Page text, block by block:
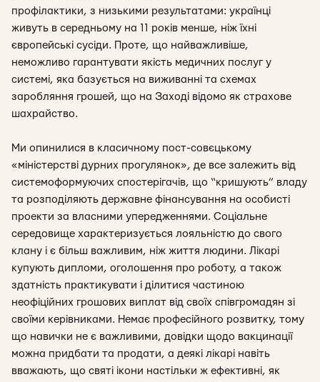
профілактики, з низькими результатами: українці
живуть в середньому на 11 років менше, ніж їхні
європейські сусіди. Проте, що найважливіше,
неможливо гарантувати якість медичних послуг у
системі, яка базується на виживанні та схемах
заробляння грошей, що на Заході відомо як страхове
шахрайство.
Ми опинилися в класичному пост-совєцькому
«міністерстві дурних прогулянок», де все залежить від
системоформуючих спостерігачів, що “кришують” владу
та розподіляють державне фінансування на особисті
проекти за власними упередженнями. Соціальне
середовище характеризується лояльністю до свого
клану і є більш важливим, ніж життя людини. Лікарі
купують дипломи, оголошення про роботу, а також
здатність практикувати і ділитися частиною
неофіційних грошових виплат від своїх співгромадян зі
своїми керівниками. Немає професійного розвитку, тому
що навички не є важливими, довідки щодо вакцинації
можна придбати та продати, а деякі лікарі навіть
вважають, що святі ікони настільки ж ефективні, як